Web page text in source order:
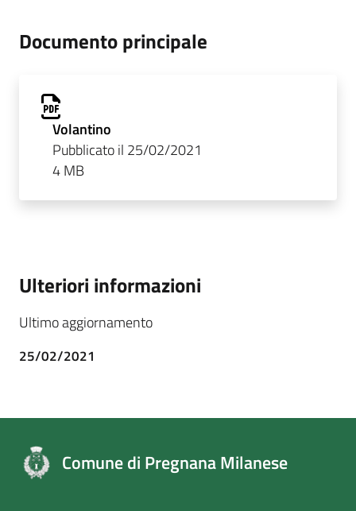
Documento principale
Volantino
Pubblicato il 25/02/2021
4 MB
Ulteriori informazioni
Ultimo aggiornamento
25/02/2021
Comune di Pregnana Milanese